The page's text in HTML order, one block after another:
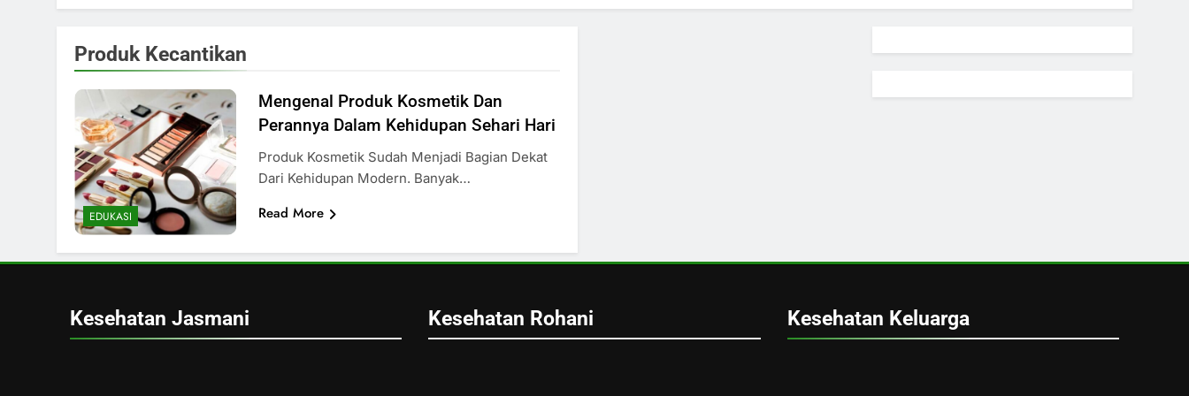
Produk Kecantikan
EDUKASI
Mengenal Produk Kosmetik Dan
Perannya Dalam Kehidupan Sehari Hari
Produk Kosmetik Sudah Menjadi Bagian Dekat
Dari Kehidupan Modern. Banyak…
Read More
Kesehatan Jasmani Kesehatan Rohani Kesehatan Keluarga